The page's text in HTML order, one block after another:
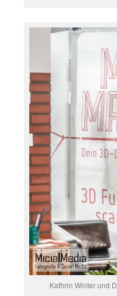
Kathrin Winter und